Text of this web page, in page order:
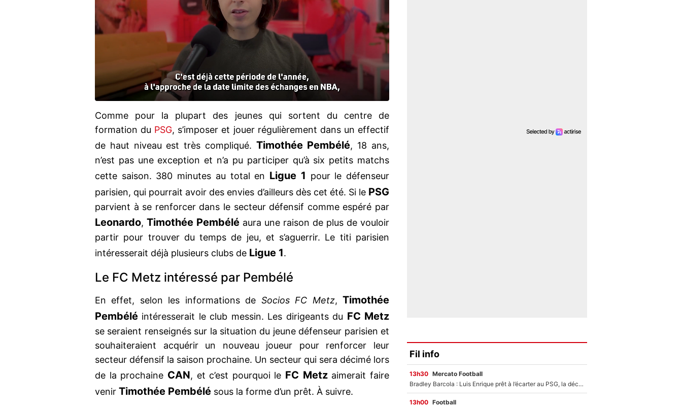
Comme pour la plupart des jeunes qui sortent du centre de
formation du PSG, s’imposer et jouer régulièrement dans un effectif
de haut niveau est très compliqué. Timothée Pembélé, 18 ans,
n’est pas une exception et n’a pu participer qu’à six petits matchs
cette saison. 380 minutes au total en Ligue 1 pour le défenseur
parisien, qui pourrait avoir des envies d’ailleurs dès cet été. Si le PSG
parvient à se renforcer dans le secteur défensif comme espéré par
Leonardo, Timothée Pembélé aura une raison de plus de vouloir
partir pour trouver du temps de jeu, et s’aguerrir. Le titi parisien
intéresserait déjà plusieurs clubs de Ligue 1.
Le FC Metz intéressé par Pembélé
En effet, selon les informations de Socios FC Metz,Timothée
Pembélé intéresserait le club messin. Les dirigeants du FC Metz
se seraient renseignés sur la situation du jeune défenseur parisien et
souhaiteraient acquérir un nouveau joueur pour renforcer leur
secteur défensif la saison prochaine. Un secteur qui sera décimé lors
de la prochaine CAN, et c’est pourquoi le FC Metzaimerait faire
venir Timothée Pembélé sous la forme d’un prêt. À suivre.
Fil info
13h30 Mercato Football
Bradley Barcola : Luis Enrique prêt à l’écarter au PSG, la décision qui va accélérer son transfert à Liverpool ?
13h00 Football